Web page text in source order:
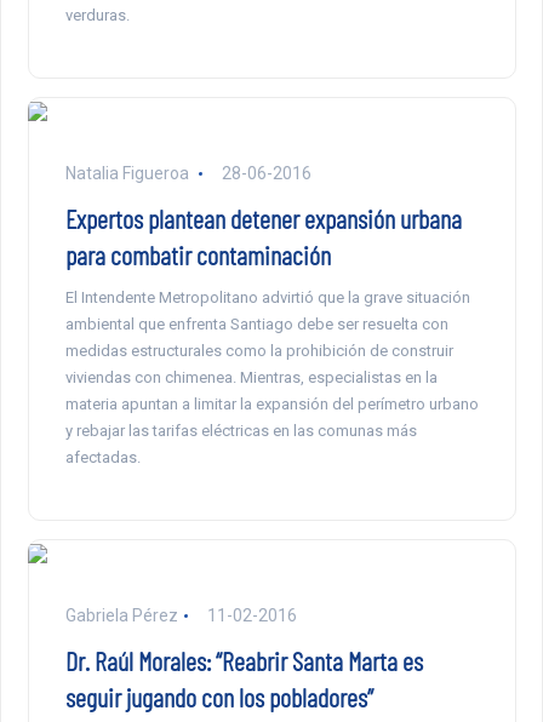
verduras.
Natalia Figueroa 28-06-2016
Expertos plantean detener expansión urbana
para combatir contaminación
El Intendente Metropolitano advirtió que la grave situación
ambiental que enfrenta Santiago debe ser resuelta con
medidas estructurales como la prohibición de construir
viviendas con chimenea. Mientras, especialistas en la
materia apuntan a limitar la expansión del perímetro urbano
y rebajar las tarifas eléctricas en las comunas más
afectadas.
Gabriela Pérez 11-02-2016
Dr. Raúl Morales: “Reabrir Santa Marta es
seguir jugando con los pobladores”